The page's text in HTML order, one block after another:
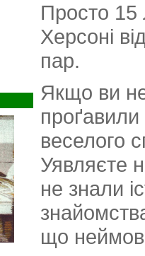
Просто 15
Херсоні
пар.
Якщо ви
проґавили
веселого
Уявляєте
не знали
що